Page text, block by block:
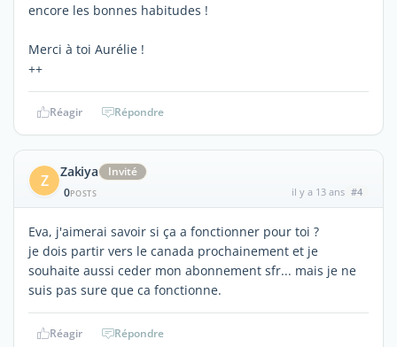
encore les bonnes habitudes !
Merci à toi Aurélie !
++
Réagir Répondre
Z Zakiya
Invité
0POSTS il y a 13 ans #4
Eva, j'aimerai savoir si ça a fonctionner pour toi ?
je dois partir vers le canada prochainement et je
souhaite aussi ceder mon abonnement sfr... mais je ne
suis pas sure que ca fonctionne.
Réagir Répondre